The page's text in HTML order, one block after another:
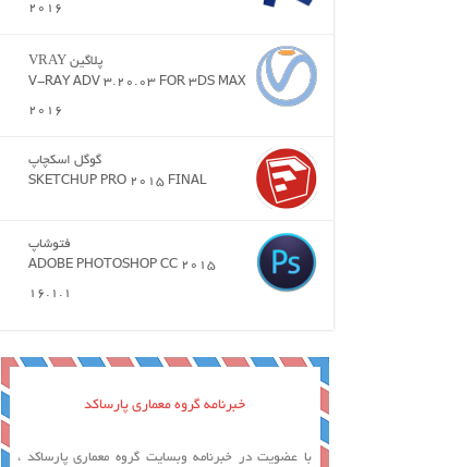
2016
پلاگین VRAY
V-RAY ADV 3.20.03 FOR 3DS MAX
2016
گوگل اسکچاپ
SKETCHUP PRO 2015 FINAL
فتوشاپ
ADOBE PHOTOSHOP CC 2015
16.1.1
خبرنامه گروه معماری پارساکد
با عضویت در خبرنامه وبسایت گروه معماری پارساکد ،